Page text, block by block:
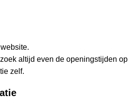
altijd even de openingstijden op
zelf.